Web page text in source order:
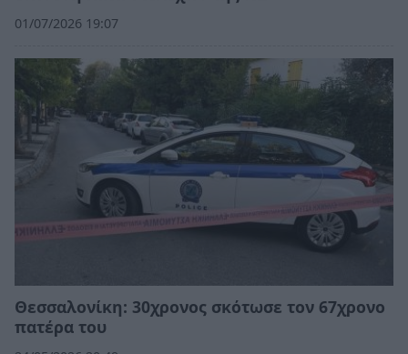
01/07/2026 19:07
Θεσσαλονίκη: 30χρονος σκότωσε τον 67χρονο
πατέρα του